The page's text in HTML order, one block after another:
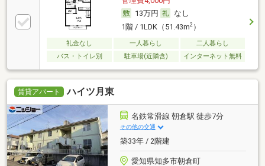
13万円
なし
1階 / 1LDK（51.43m2）
礼金なし 一人暮らし
二人暮らし
バス・トイレ別
駐車場(近隣含) インターネット無料
賃貸アパート ハイツ月東
名鉄常滑線 朝倉駅 徒歩7分
その他の交通
築33年 / 2階建
愛知県知多市朝倉町